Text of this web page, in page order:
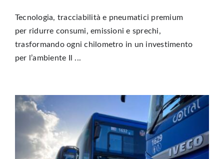
Tecnologia, tracciabilità e pneumatici premium
per ridurre consumi, emissioni e sprechi,
trasformando ogni chilometro in un investimento
per l’ambiente Il ...